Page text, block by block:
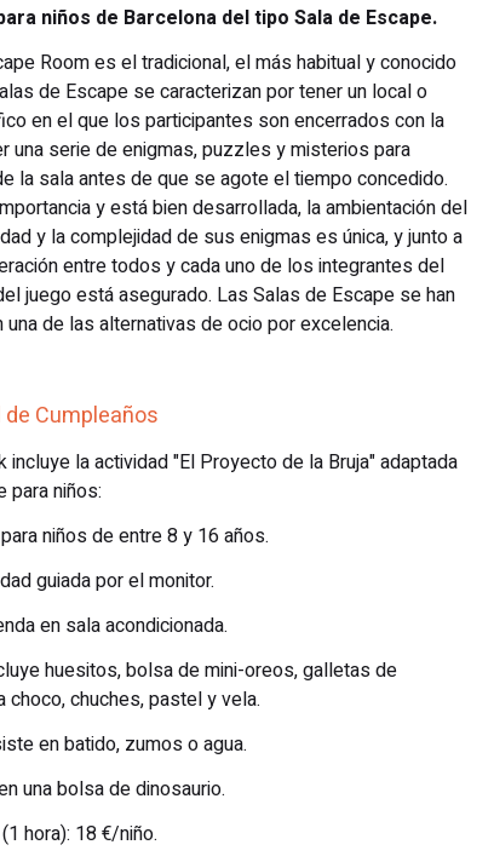
niños de Barcelona del tipo Sala de Escape.
Room es el tradicional, el más habitual y conocido
de Escape se caracterizan por tener un local o
en el que los participantes son encerrados con la
una serie de enigmas, puzzles y misterios para
la sala antes de que se agote el tiempo concedido.
y está bien desarrollada, la ambientación del
y la complejidad de sus enigmas es única, y junto a
entre todos y cada uno de los integrantes del
juego está asegurado. Las Salas de Escape se han
una de las alternativas de ocio por excelencia.
Cumpleaños
incluye la actividad "El Proyecto de la Bruja" adaptada
para niños:
niños de entre 8 y 16 años.
guiada por el monitor.
en sala acondicionada.
huesitos, bolsa de mini-oreos, galletas de
choco, chuches, pastel y vela.
en batido, zumos o agua.
una bolsa de dinosaurio.
hora): 18 €/niño.